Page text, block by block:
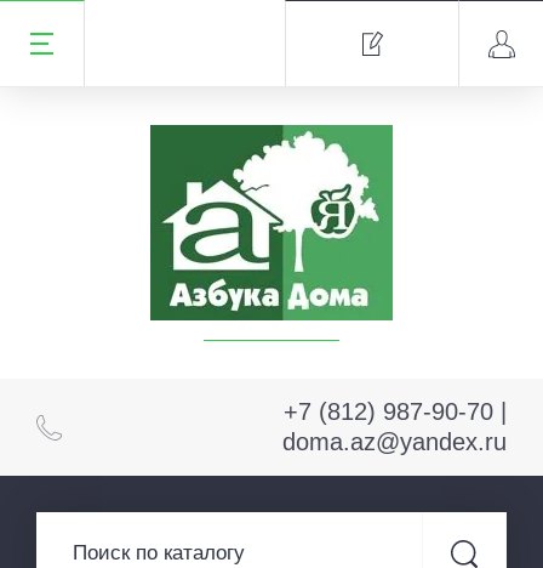
+7 (812) 987-90-70 |
doma.az@yandex.ru